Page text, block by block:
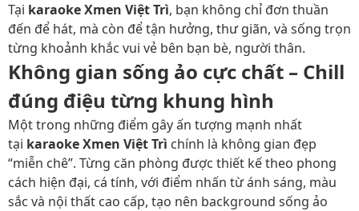
Tại karaoke Xmen Việt Trì, bạn không chỉ đơn thuần
đến để hát, mà còn để tận hưởng, thư giãn, và sống trọn
từng khoảnh khắc vui vẻ bên bạn bè, người thân.
Không gian sống ảo cực chất – Chill
đúng điệu từng khung hình
Một trong những điểm gây ấn tượng mạnh nhất
tại karaoke Xmen Việt Trì chính là không gian đẹp
“miễn chê”. Từng căn phòng được thiết kế theo phong
cách hiện đại, cá tính, với điểm nhấn từ ánh sáng, màu
sắc và nội thất cao cấp, tạo nên background sống ảo